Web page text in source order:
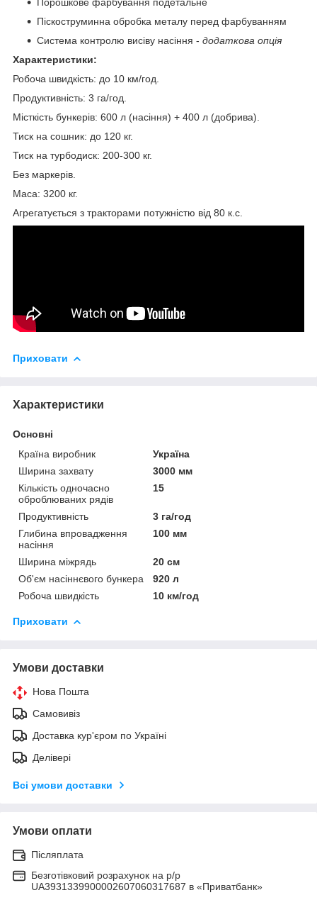
Піскоструминна обробка металу перед фарбуванням
Система контролю висіву насіння - додаткова опція
Характеристики:
Робоча швидкість: до 10 км/год.
Продуктивність: 3 га/год.
Місткість бункерів: 600 л (насіння) + 400 л (добрива).
Тиск на сошник: до 120 кг.
Тиск на турбодиск: 200-300 кг.
Без маркерів.
Маса: 3200 кг.
Агрегатується з тракторами потужністю від 80 к.с.
Приховати
Характеристики
Основні
Країна виробник
Україна
Ширина захвату
3000 мм
Кількість одночасно
оброблюваних рядів
15
Продуктивність
3 га/год
Глибина впровадження
насіння
100 мм
Ширина міжрядь
20 см
Об'єм насіннєвого бункера
920 л
Робоча швидкість
10 км/год
Приховати
Умови доставки
Нова Пошта
Самовивіз
Доставка кур'єром по Україні
Делівері
Всі умови доставки
Умови оплати
Післяплата
Безготівковий розрахунок на р/р
UA3931339900002607060317687 в «Приватбанк»